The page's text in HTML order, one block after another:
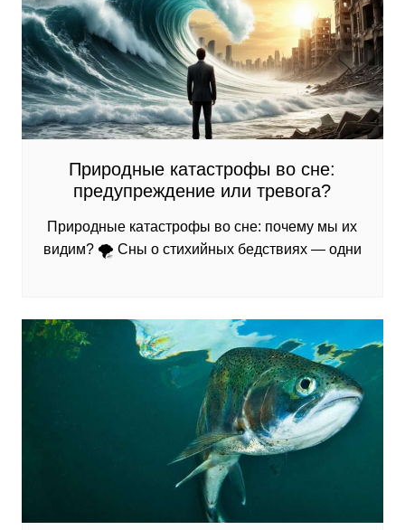
Природные катастрофы во сне:
предупреждение или тревога?
Природные катастрофы во сне: почему мы их
видим? 🌪️ Сны о стихийных бедствиях — одни